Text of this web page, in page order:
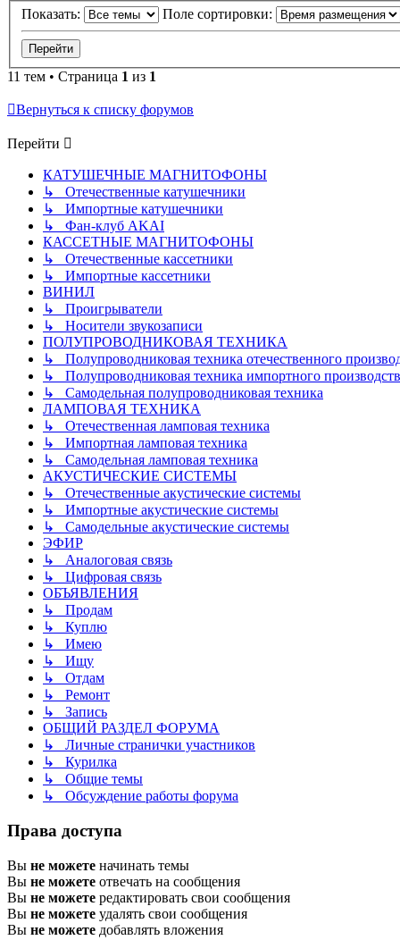
Показать: Поле сортировки:
11 тем • Страница 1 из 1
Вернуться к списку форумов
Перейти
КАТУШЕЧНЫЕ МАГНИТОФОНЫ
↳ Отечественные катушечники
↳ Импортные катушечники
↳ Фан-клуб AKAI
КАССЕТНЫЕ МАГНИТОФОНЫ
↳ Отечественные кассетники
↳ Импортные кассетники
ВИНИЛ
↳ Проигрыватели
↳ Носители звукозаписи
ПОЛУПРОВОДНИКОВАЯ ТЕХНИКА
↳ Полупроводниковая техника отечественного
↳ Полупроводниковая техника импортного
↳ Самодельная полупроводниковая техника
ЛАМПОВАЯ ТЕХНИКА
↳ Отечественная ламповая техника
↳ Импортная ламповая техника
↳ Самодельная ламповая техника
АКУСТИЧЕСКИЕ СИСТЕМЫ
↳ Отечественные акустические системы
↳ Импортные акустические системы
↳ Самодельные акустические системы
ЭФИР
↳ Аналоговая связь
↳ Цифровая связь
ОБЪЯВЛЕНИЯ
↳ Продам
↳ Куплю
↳ Имею
↳ Ищу
↳ Отдам
↳ Ремонт
↳ Запись
ОБЩИЙ РАЗДЕЛ ФОРУМА
↳ Личные странички участников
↳ Курилка
↳ Общие темы
↳ Обсуждение работы форума
Права доступа
Вы не можете начинать темы
Вы не можете отвечать на сообщения
Вы не можете редактировать свои сообщения
Вы не можете удалять свои сообщения
Вы не можете добавлять вложения